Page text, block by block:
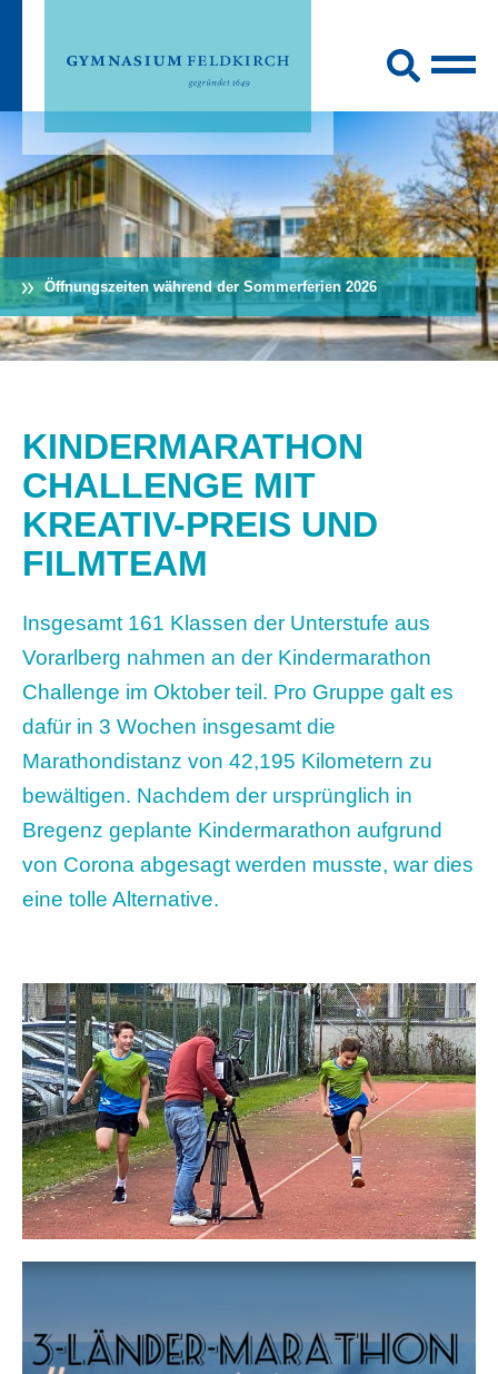
Öffnungszeiten während der Sommerferien 2026
KINDERMARATHON
CHALLENGE MIT
KREATIV-PREIS UND
FILMTEAM
Insgesamt 161 Klassen der Unterstufe aus
Vorarlberg nahmen an der Kindermarathon
Challenge im Oktober teil. Pro Gruppe galt es
dafür in 3 Wochen insgesamt die
Marathondistanz von 42,195 Kilometern zu
bewältigen. Nachdem der ursprünglich in
Bregenz geplante Kindermarathon aufgrund
von Corona abgesagt werden musste, war dies
eine tolle Alternative.